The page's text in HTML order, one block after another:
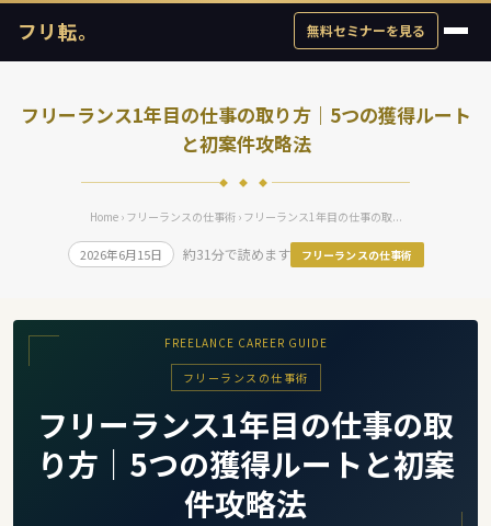
フリ転。 無料セミナーを見る
フリーランス1年目の仕事の取り方｜5つの獲得ルート
と初案件攻略法
◆ ◆ ◆
Home› フリーランスの仕事術› フリーランス1年目の仕事の取...
2026年6月15日 約31分で読めます フリーランスの仕事術
FREELANCE CAREER GUIDE
フリーランスの仕事術
フリーランス1年目の仕事の取
り方｜5つの獲得ルートと初案
件攻略法